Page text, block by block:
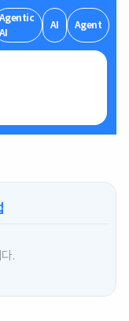
Agentic
AI
AI Agent
.